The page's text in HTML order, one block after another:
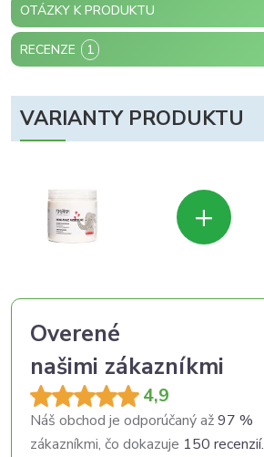
OTÁZKY K PRODUKTU
RECENZE 1
VARIANTY PRODUKTU
+
Overené
našimi zákazníkmi
4,9
Náš obchod je odporúčaný až97 %
zákazníkmi, čo dokazuje 150 recenzií.